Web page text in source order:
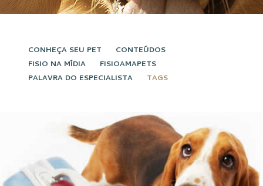
CONHEÇA SEU PET
CONTEÚDOS
FISIO NA MÍDIA
FISIOAMAPETS
PALAVRA DO ESPECIALISTA
TAGS